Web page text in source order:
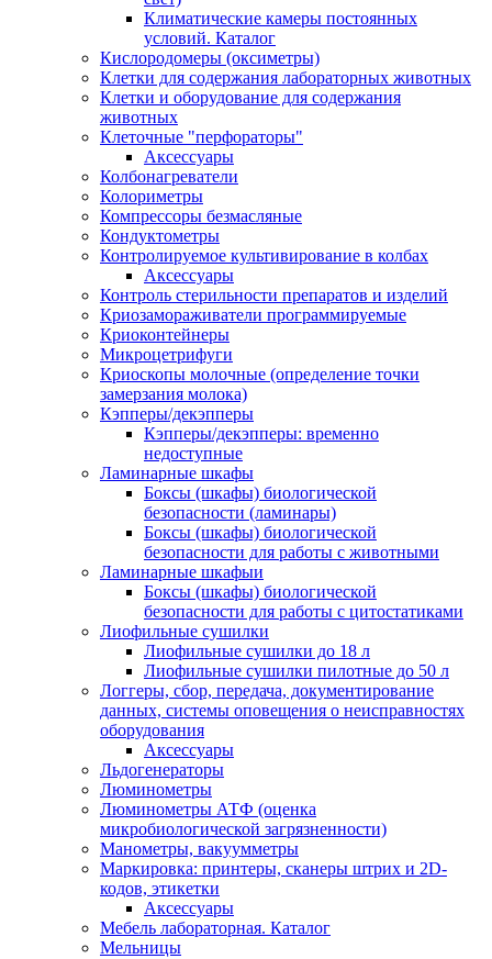
Климатические камеры постоянных
условий. Каталог
Кислородомеры (оксиметры)
Клетки для содержания лабораторных животных
Клетки и оборудование для содержания
животных
Клеточные "перфораторы"
Аксессуары
Колбонагреватели
Колориметры
Компрессоры безмасляные
Кондуктометры
Контролируемое культивирование в колбах
Аксессуары
Контроль стерильности препаратов и изделий
Криозамораживатели программируемые
Криоконтейнеры
Микроцетрифуги
Криоскопы молочные (определение точки
замерзания молока)
Кэпперы/декэпперы
Кэпперы/декэпперы: временно
недоступные
Ламинарные шкафы
Боксы (шкафы) биологической
безопасности (ламинары)
Боксы (шкафы) биологической
безопасности для работы с животными
Ламинарные шкафыи
Боксы (шкафы) биологической
безопасности для работы с цитостатиками
Лиофильные сушилки
Лиофильные сушилки до 18 л
Лиофильные сушилки пилотные до 50 л
Логгеры, сбор, передача, документирование
данных, системы оповещения о неисправностях
оборудования
Аксессуары
Льдогенераторы
Люминометры
Люминометры АТФ (оценка
микробиологической загрязненности)
Манометры, вакуумметры
Маркировка: принтеры, сканеры штрих и 2D-
кодов, этикетки
Аксессуары
Мебель лабораторная. Каталог
Мельницы